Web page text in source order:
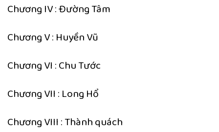
Chương IV : Đường Tâm
Chương V : Huyền Vũ
Chương VI : Chu Tước
Chương VII : Long Hổ
Chương VIII : Thành quách